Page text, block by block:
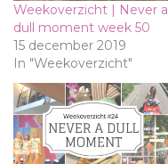
Weekoverzicht | Never a
dull moment week 50
15 december 2019
In "Weekoverzicht"